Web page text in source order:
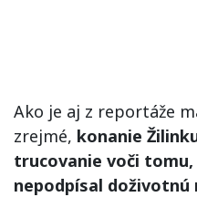
Ako je aj z reportáže
zrejmé, konanie
trucovanie voči
nepodpísal